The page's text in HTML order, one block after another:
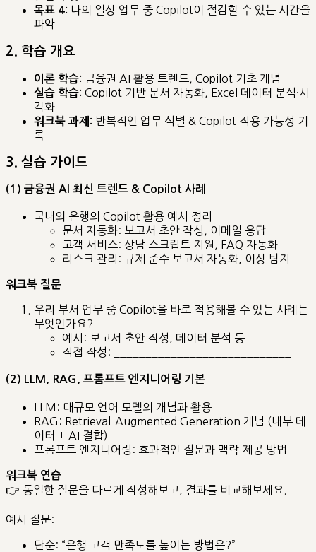
목표 4: 나의 일상 업무 중 Copilot이 절감할 수 있는 시간을
파악
2. 학습 개요
이론 학습: 금융권 AI 활용 트렌드, Copilot 기초 개념
실습 학습: Copilot 기반 문서 자동화, Excel 데이터 분석·시
각화
워크북 과제: 반복적인 업무 식별 & Copilot 적용 가능성 기
록
3. 실습 가이드
(1) 금융권 AI 최신 트렌드 & Copilot 사례
국내외 은행의 Copilot 활용 예시 정리
문서 자동화: 보고서 초안 작성, 이메일 응답
고객 서비스: 상담 스크립트 지원, FAQ 자동화
리스크 관리: 규제 준수 보고서 자동화, 이상 탐지
워크북 질문
우리 부서 업무 중 Copilot을 바로 적용해볼 수 있는 사례는
무엇인가요?
예시: 보고서 초안 작성, 데이터 분석 등
직접 작성: ____________________________
(2) LLM, RAG, 프롬프트 엔지니어링 기본
LLM: 대규모 언어 모델의 개념과 활용
RAG: Retrieval-Augmented Generation 개념 (내부 데
이터 + AI 결합)
프롬프트 엔지니어링: 효과적인 질문과 맥락 제공 방법
워크북 연습
👉 동일한 질문을 다르게 작성해보고, 결과를 비교해보세요.
예시 질문:
단순: “은행 고객 만족도를 높이는 방법은?”